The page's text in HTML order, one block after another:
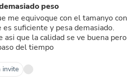
peso
me equivoque con el tamanyo con
suficiente y pesa demasiado.
asi que la calidad se ve buena pero
del tiempo
invite